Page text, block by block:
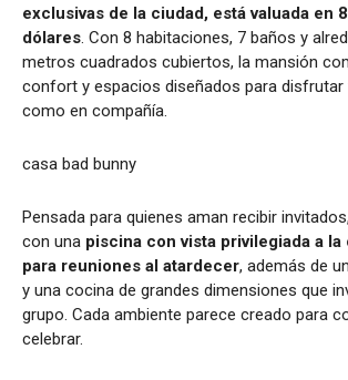
exclusivas de la ciudad, está valuada en
dólares . Con 8 habitaciones, 7 baños y
metros cuadrados cubiertos, la mansión
confort y espacios diseñados para disfrutar
como en compañía.
casa bad bunny
Pensada para quienes aman recibir
con una piscina con vista privilegiada a la
para reuniones al atardecer, además de
y una cocina de grandes dimensiones que
grupo. Cada ambiente parece creado para
celebrar.